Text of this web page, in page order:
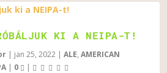
KI A NEIPA-T!
| jan 25, 2022 |ALE,AMERICAN
| 0 |